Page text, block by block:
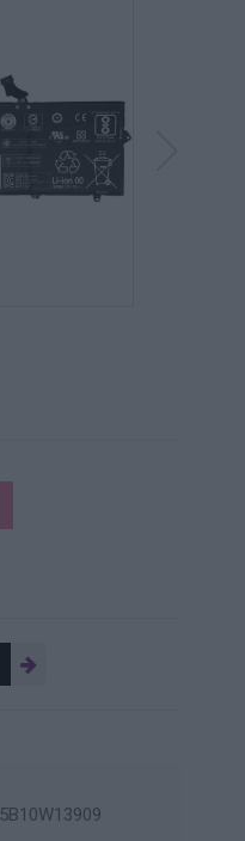
5B10W13909